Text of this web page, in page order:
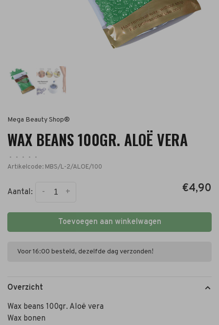
Mega Beauty Shop®
WAX BEANS 100GR. ALOË VERA
• • • •
•
Artikelcode: MBS/L-2/ALOE/100
Aantal: +
- €4,90
Toevoegen aan winkelwagen
Voor 16:00 besteld, dezelfde dag verzonden!
Overzicht
Wax beans 100gr. Aloë vera
Wax bonen